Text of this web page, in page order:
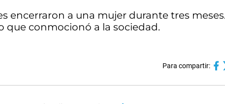
encerraron a una mujer durante tres
que conmocionó a la sociedad.
Para compartir: